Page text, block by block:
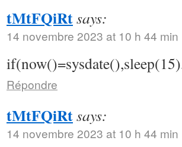
tMtFQiRtsays:
14 novembre 2023 at 10 h 44 min
Répondre
tMtFQiRtsays:
14 novembre 2023 at 10 h 44 min